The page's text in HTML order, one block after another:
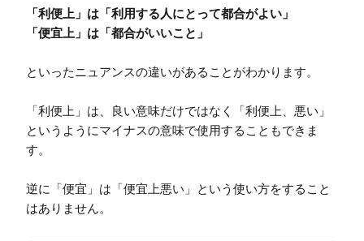
「利便上」は「利用する人にとって都合がよい」
「便宜上」は「都合がいいこと」
といったニュアンスの違いがあることがわかります。
「利便上」は、良い意味だけではなく「利便上、悪い」
というようにマイナスの意味で使用することもできま
す。
逆に「便宜」は「便宜上悪い」という使い方をすること
はありません。